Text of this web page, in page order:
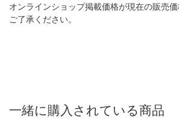
オンラインショップ掲載価格が現在の販売価
ご了承ください。
一緒に購入されている商品